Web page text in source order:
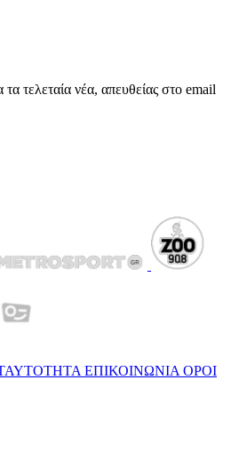
τελεταία νέα, απευθείας στο email
ΕΠΙΚΟΙΝΩΝΙΑ ΟΡΟΙ